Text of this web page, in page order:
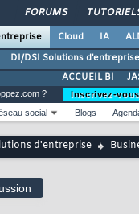
FORUMS
Cloud IA
DI/DSI Solutions d'entreprise
ACCUEIL BI
?
Inscrivez-
social Blogs
d'entreprise